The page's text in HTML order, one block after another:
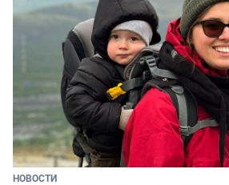
НОВОСТИ